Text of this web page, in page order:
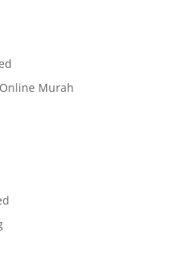
Murah